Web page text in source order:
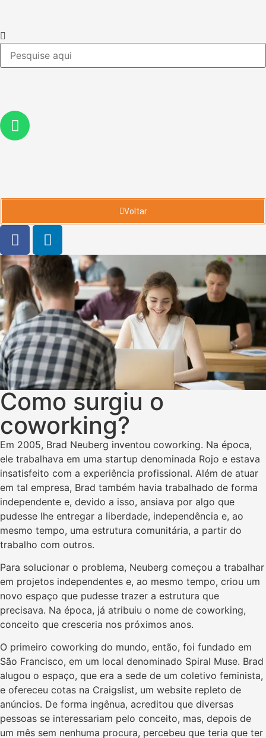
Voltar
Como surgiu o
coworking?
Em 2005, Brad Neuberg inventou coworking. Na época,
ele trabalhava em uma startup denominada Rojo e estava
insatisfeito com a experiência profissional. Além de atuar
em tal empresa, Brad também havia trabalhado de forma
independente e, devido a isso, ansiava por algo que
pudesse lhe entregar a liberdade, independência e, ao
mesmo tempo, uma estrutura comunitária, a partir do
trabalho com outros.
Para solucionar o problema, Neuberg começou a trabalhar
em projetos independentes e, ao mesmo tempo, criou um
novo espaço que pudesse trazer a estrutura que
precisava. Na época, já atribuiu o nome de coworking,
conceito que cresceria nos próximos anos.
O primeiro coworking do mundo, então, foi fundado em
São Francisco, em um local denominado Spiral Muse. Brad
alugou o espaço, que era a sede de um coletivo feminista,
e ofereceu cotas na Craigslist, um website repleto de
anúncios. De forma ingênua, acreditou que diversas
pessoas se interessariam pelo conceito, mas, depois de
um mês sem nenhuma procura, percebeu que teria que ter